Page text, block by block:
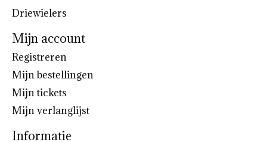
Driewielers
Mijn account
Registreren
Mijn bestellingen
Mijn tickets
Mijn verlanglijst
Informatie